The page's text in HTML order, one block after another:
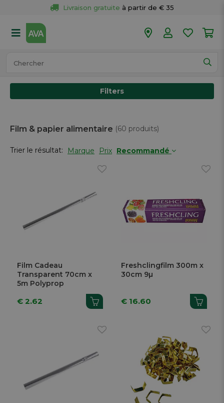
Retour gratuit dans votre magasin
Commandé avant 18h en semaine,
expédié aujourd’hui.
Filters
Film & papier alimentaire (60 produits)
Trier le résultat: Marque Prix Recommandé
Film Cadeau
Transparent 70cm x
5m Polyprop
€ 2.62
Freshclingfilm 300m x
30cm 9µ
€ 16.60